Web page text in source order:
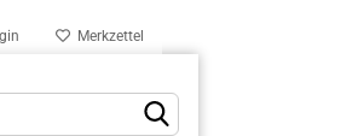
Merkzettel